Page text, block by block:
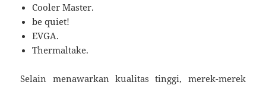
Cooler Master.
be quiet!
EVGA.
Thermaltake.
Selain menawarkan kualitas tinggi, merek-merek